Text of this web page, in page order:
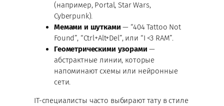
(например, Portal, Star Wars,
Cyberpunk).
Мемами и шутками — “404 Tattoo Not
Found”, “Ctrl+Alt+Del”, или “I <3 RAM”.
Геометрическими узорами —
абстрактные линии, которые
напоминают схемы или нейронные
сети.
IT-специалисты часто выбирают тату в стиле